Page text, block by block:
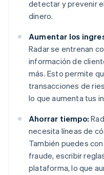
detectar y prevenir
dinero.
Aumentar los
Radar se entrenan
información de
más. Esto permite
transacciones de
lo que aumenta tus
Ahorrar tiempo:
necesita líneas de
También puedes
fraude, escribir
plataforma, lo que